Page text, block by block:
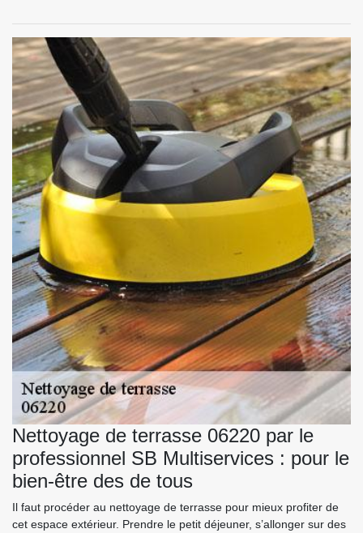
Nettoyage de terrasse 06220 par le
professionnel SB Multiservices : pour le
bien-être des de tous
Il faut procéder au nettoyage de terrasse pour mieux profiter de
cet espace extérieur. Prendre le petit déjeuner, s’allonger sur des